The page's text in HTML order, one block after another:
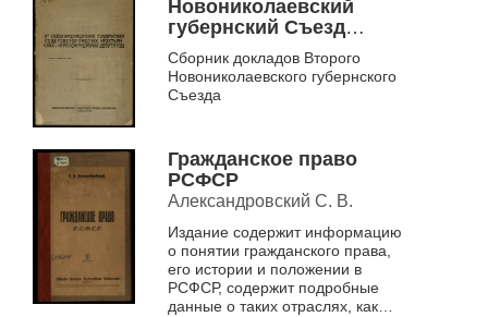
Новониколаевский
губернский Съезд
Советов Рабочих,
Крестьянских и
Красноармейских
депутатов, 21 - 25
Сборник докладов Второго
Новониколаевского губернского
Съезда
Гражданское право
РСФСР
Александровский С. В.
Издание содержит информацию
о понятии гражданского права,
его истории и положении в
РСФСР, содержит подробные
данные о таких отраслях, как